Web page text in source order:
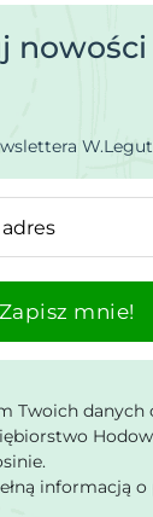
nowości
Zapisz mnie!
Twoich danych
informacją